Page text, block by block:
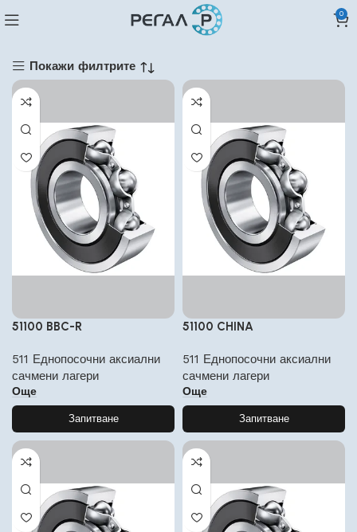
0
Покажи филтрите
51100 BBC-R
511 Еднопосочни аксиални
сачмени лагери
Още
Запитване
51100 CHINA
511 Еднопосочни аксиални
сачмени лагери
Още
Запитване